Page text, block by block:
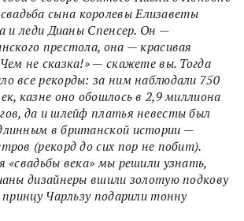
сына королевы Елизаветы
и леди Дианы Спенсер. Он —
престола, она — красивая
не сказка!» — скажете вы. Тогда
все рекорды: за ним наблюдали 750
казне оно обошлось в 2,9 миллиона
да и шлейф платья невесты был
в британской истории —
(рекорд до сих пор не побит).
«свадьбы века» мы решили узнать,
дизайнеры вшили золотую подкову
Чарльзу подарили тонну